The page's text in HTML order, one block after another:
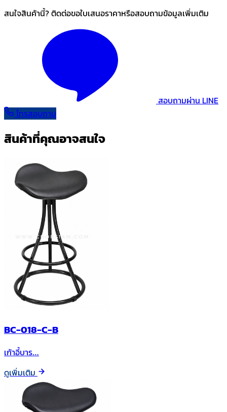
สนใจสินค้านี้? ติดต่อขอใบเสนอราคาหรือสอบถามข้อมูลเพิ่มเติม
สอบถามผ่าน LINE
โทรสอบถาม
สินค้าที่คุณอาจสนใจ
BC-018-C-B
เก้าอี้บาร…
ดูเพิ่มเติม